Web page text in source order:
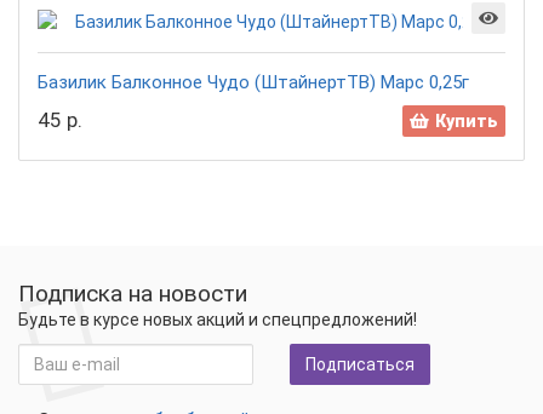
Базилик Балконное Чудо (ШтайнертТВ) Марс 0,25г
45 р. Купить
Подписка на новости
Будьте в курсе новых акций и спецпредложений!
Подписаться